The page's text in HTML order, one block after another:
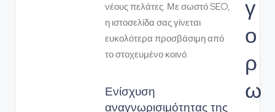
νέους πελάτες. Με σωστό SEO,
η ιστοσελίδα σας γίνεται
ευκολότερα προσβάσιμη από
το στοχευμένο κοινό.
Ενίσχυση
αναγνωρισιμότητας της
γ
ο
ρ
ω